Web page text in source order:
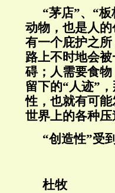
“茅店”、 “板
动物，也是人的
有一个庇护之
路上不时地会
碍；人需要食
留下的“人迹”
性，也就有可
世界上的各种压
“创造性”受
杜牧